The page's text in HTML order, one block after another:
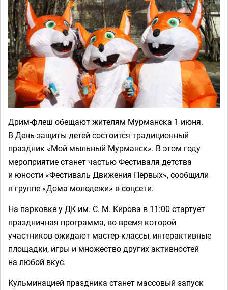
Дрим-флеш обещают жителям Мурманска 1 июня.
В День защиты детей состоится традиционный
праздник «Мой мыльный Мурманск». В этом году
мероприятие станет частью Фестиваля детства
и юности «Фестиваль Движения Первых», сообщили
в группе «Дома молодежи» в соцсети.
На парковке у ДК им. С. М. Кирова в 11:00 стартует
праздничная программа, во время которой
участников ожидают мастер-классы, интерактивные
площадки, игры и множество других активностей
на любой вкус.
Кульминацией праздника станет массовый запуск